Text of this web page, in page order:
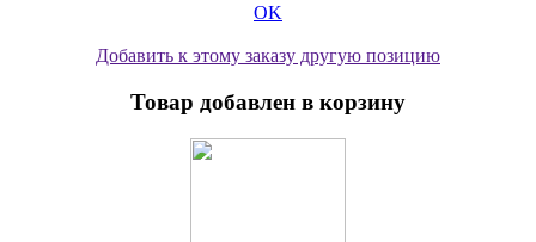
OK
Добавить к этому заказу другую позицию
Товар добавлен в корзину